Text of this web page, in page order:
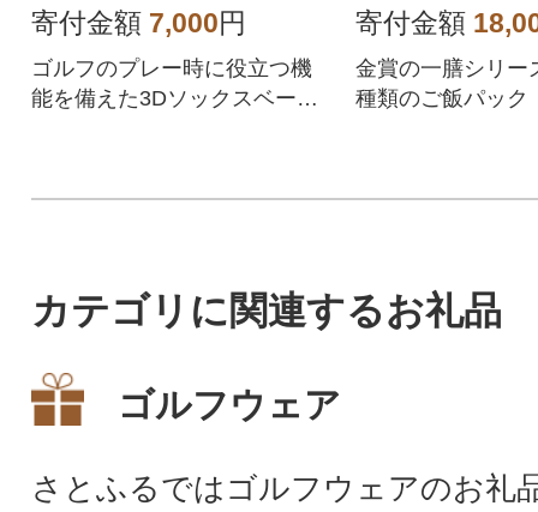
寄付金額 7,000円
ゴルフのプレー時に役立つ機
能を備えた3Dソックスベーシ
各4
寄付金額
金賞の一膳シリー
種類のご飯パック
カテゴリに関連するお礼品
ゴルフウェア
さとふるではゴルフウェアのお礼